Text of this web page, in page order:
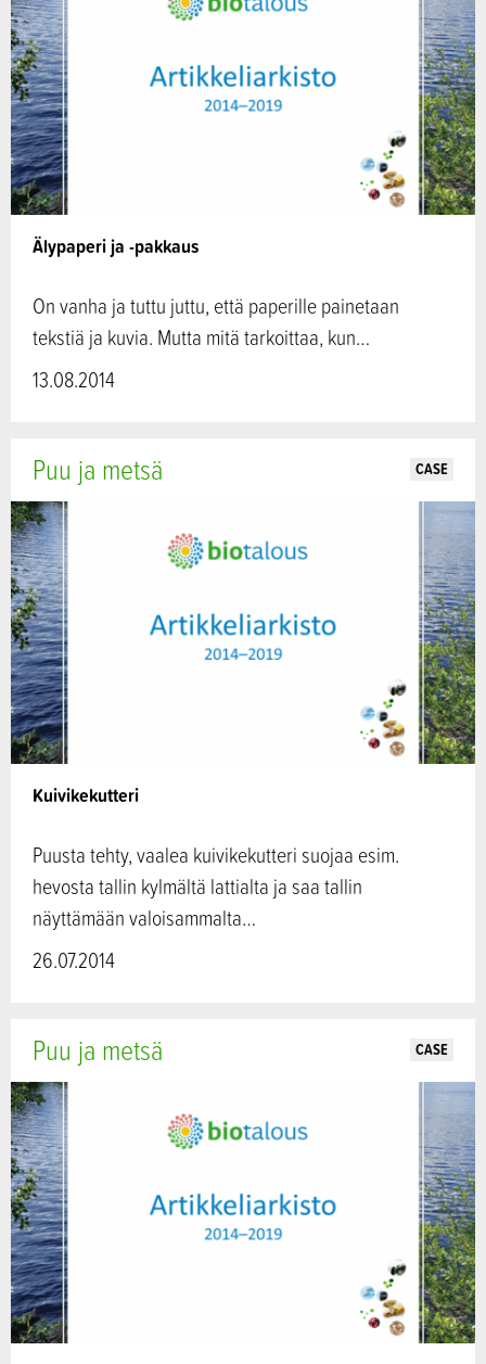
Älypaperi ja -pakkaus
On vanha ja tuttu juttu, että paperille painetaan
tekstiä ja kuvia. Mutta mitä tarkoittaa, kun…
13.08.2014
Kuivikekutteri
Puu ja metsä CASE
Puusta tehty, vaalea kuivikekutteri suojaa esim.
hevosta tallin kylmältä lattialta ja saa tallin
näyttämään valoisammalta…
26.07.2014
Puu ja metsä CASE